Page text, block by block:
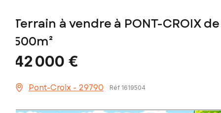
Terrain à vendre à PONT-CROIX de
500m²
42 000 €
Pont-Croix - 29790 Réf 1619504